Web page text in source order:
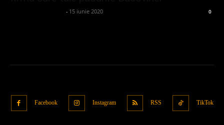
- 15 iunie 2020 0
Facebook Instagram RSS TikTok